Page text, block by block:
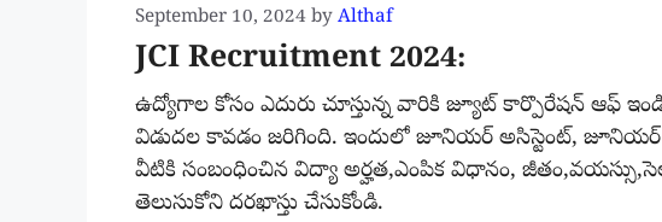
September 10, 2024 by Althaf
JCI Recruitment 2024:
ఉద్యోగాల కోసం ఎదురు చూస్తున్న వారికి జ్యూట్ కార్పొరేషన్ ఆఫ్
విడుదల కావడం జరిగింది. ఇందులో జూనియర్ అసిస్టెంట్, జూనియర్
వీటికి సంబంధించిన విద్యా అర్హత,ఎంపిక విధానం,
తెలుసుకోని దరఖాస్తు చేసుకోండి.